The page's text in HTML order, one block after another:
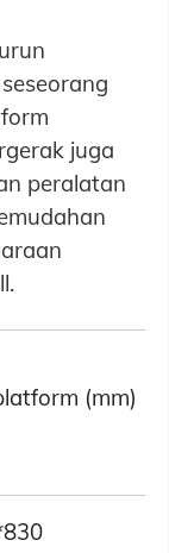
juga
peralatan
(mm)